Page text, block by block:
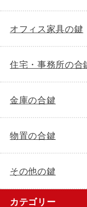
オフィス家具の鍵
住宅・事務所の合
金庫の合鍵
物置の合鍵
その他の鍵
カテゴリー